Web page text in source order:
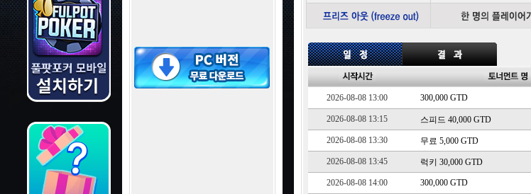
2026-08-08 13:00 300,000 GTD
2026-08-08 13:15 스피드 40,000 GTD
2026-08-08 13:30 무료 5,000 GTD
2026-08-08 13:45 럭키 30,000 GTD
2026-08-08 14:00 300,000 GTD